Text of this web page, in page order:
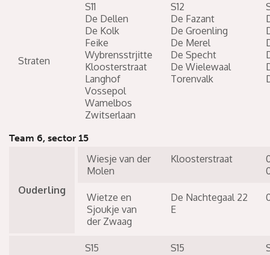
Straten
S11
De Dellen
De Kolk
Feike
Wybrensstrjitte
Kloosterstraat
Langhof
Vossepol
Wamelbos
Zwitserlaan
S12
De Fazant
De Groenling
De Merel
De Specht
De Wielewaal
Torenvalk
Team 6, sector 15
Ouderling
Wiesje van der
Molen
Kloosterstraat
Wietze en
Sjoukje van
der Zwaag
De Nachtegaal 22
E
S15
S15